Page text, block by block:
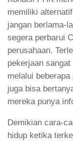
memiliki
jangan berlama-
segera perbarui
perusahaan.
pekerjaan
melalui
juga bisa
mereka punya
Demikian cara-
hidup ketika